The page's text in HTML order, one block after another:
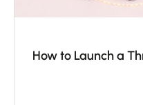
How to Launch